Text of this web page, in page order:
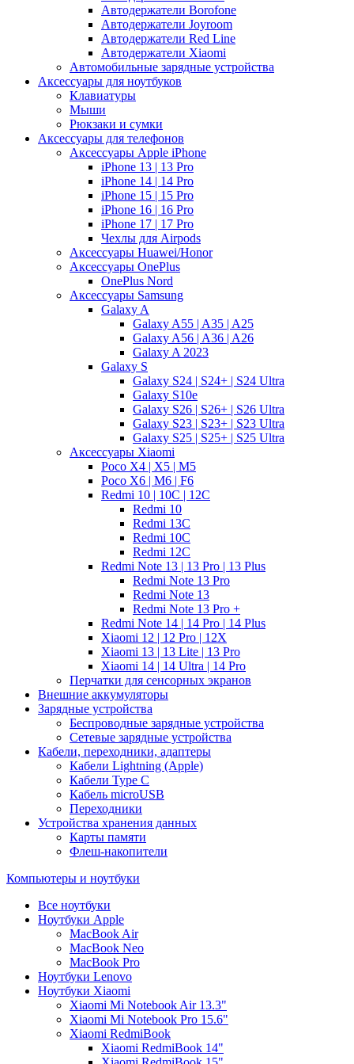
Автодержатели Borofone
Автодержатели Joyroom
Автодержатели Red Line
Автодержатели Xiaomi
Автомобильные зарядные устройства
Аксессуары для ноутбуков
Клавиатуры
Мыши
Рюкзаки и сумки
Аксессуары для телефонов
Аксессуары Apple iPhone
iPhone 13 | 13 Pro
iPhone 14 | 14 Pro
iPhone 15 | 15 Pro
iPhone 16 | 16 Pro
iPhone 17 | 17 Pro
Чехлы для Airpods
Аксессуары Huawei/Honor
Аксессуары OnePlus
OnePlus Nord
Аксессуары Samsung
Galaxy A
Galaxy A55 | A35 | A25
Galaxy A56 | A36 | A26
Galaxy A 2023
Galaxy S
Galaxy S24 | S24+ | S24 Ultra
Galaxy S10e
Galaxy S26 | S26+ | S26 Ultra
Galaxy S23 | S23+ | S23 Ultra
Galaxy S25 | S25+ | S25 Ultra
Аксессуары Xiaomi
Poco X4 | X5 | M5
Poco X6 | M6 | F6
Redmi 10 | 10C | 12C
Redmi 10
Redmi 13C
Redmi 10C
Redmi 12C
Redmi Note 13 | 13 Pro | 13 Plus
Redmi Note 13 Pro
Redmi Note 13
Redmi Note 13 Pro +
Redmi Note 14 | 14 Pro | 14 Plus
Xiaomi 12 | 12 Pro | 12X
Xiaomi 13 | 13 Lite | 13 Pro
Xiaomi 14 | 14 Ultra | 14 Pro
Перчатки для сенсорных экранов
Внешние аккумуляторы
Зарядные устройства
Беспроводные зарядные устройства
Сетевые зарядные устройства
Кабели, переходники, адаптеры
Кабели Lightning (Apple)
Кабели Type C
Кабель microUSB
Переходники
Устройства хранения данных
Карты памяти
Флеш-накопители
Компьютеры и ноутбуки
Все ноутбуки
Ноутбуки Apple
MacBook Air
MacBook Neo
MacBook Pro
Ноутбуки Lenovo
Ноутбуки Xiaomi
Xiaomi Mi Notebook Air 13.3"
Xiaomi Mi Notebook Pro 15.6"
Xiaomi RedmiBook
Xiaomi RedmiBook 14"